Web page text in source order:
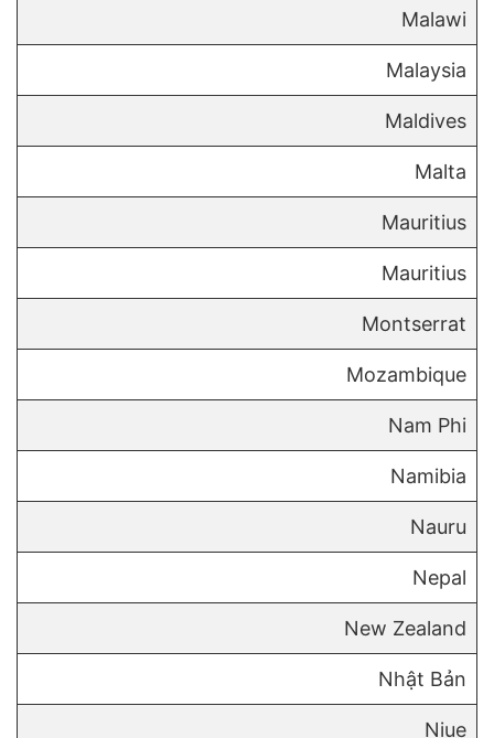
Malawi
Malaysia
Maldives
Malta
Mauritius
Mauritius
Montserrat
Mozambique
Nam Phi
Namibia
Nauru
Nepal
New Zealand
Nhật Bản
Niue